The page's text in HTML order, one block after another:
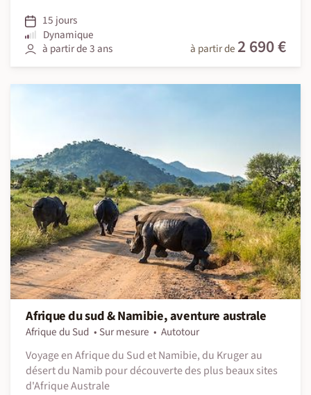
15 jours
Dynamique
à partir de 3 ans
à partir de 2 690 €
Afrique du sud & Namibie, aventure australe
Afrique du Sud Sur mesure
Autotour
Voyage en Afrique du Sud et Namibie, du Kruger au
désert du Namib pour découverte des plus beaux sites
d'Afrique Australe